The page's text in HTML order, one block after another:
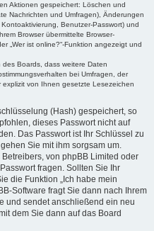
Aktionen gespeichert: Löschen und
Nachrichten und Umfragen), Änderungen
Benutzer-Passwort) und
Browser übermittelte Browser-
„Wer ist online?“-Funktion angezeigt und
Boards, dass weitere Daten
bei Umfragen, der
von Ihnen gesetzte Lesezeichen
(Hash) gespeichert, so
dieses Passwort nicht auf
Das Passwort ist Ihr Schlüssel zu
Sie mit ihm sorgsam um.
von phpBB Limited oder
fragen. Sollten Sie Ihr
die Funktion „Ich habe mein
Software fragt Sie dann nach Ihrem
und sendet anschließend ein neu
dem Sie dann auf das Board